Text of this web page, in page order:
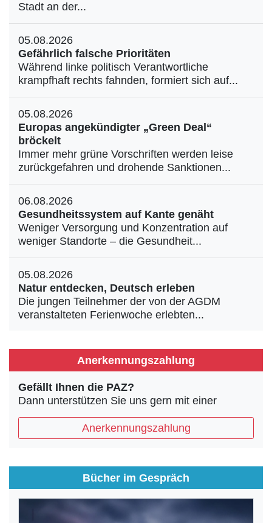
Stadt an der...
05.08.2026
Gefährlich falsche Prioritäten
Während linke politisch Verantwortliche
krampfhaft rechts fahnden, formiert sich auf...
05.08.2026
Europas angekündigter „Green Deal“
bröckelt
Immer mehr grüne Vorschriften werden leise
zurückgefahren und drohende Sanktionen...
06.08.2026
Gesundheitssystem auf Kante genäht
Weniger Versorgung und Konzentration auf
weniger Standorte – die Gesundheit...
05.08.2026
Natur entdecken, Deutsch erleben
Die jungen Teilnehmer der von der AGDM
veranstalteten Ferienwoche erlebten...
Anerkennungszahlung
Gefällt Ihnen die PAZ?
Dann unterstützen Sie uns gern mit einer
Anerkennungszahlung
Bücher im Gespräch